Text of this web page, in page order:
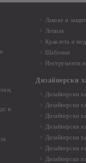
и
Лакове и
Лепила
Краклета и
Шаблони
Инструменти
Дизайнерски
Дизайнерски
Дизайнерски
Дизайнерски
Дизайнерски
Дизайнерски
Дизайнерски
Дизайнерски